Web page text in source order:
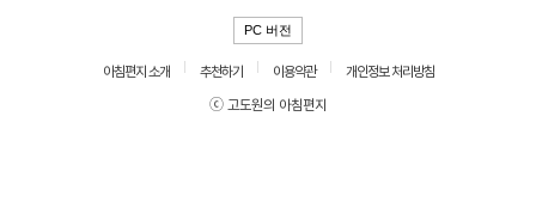
PC 버전
아침편지 소개 추천하기 이용약관
개인정보 처리방침
ⓒ 고도원의 아침편지